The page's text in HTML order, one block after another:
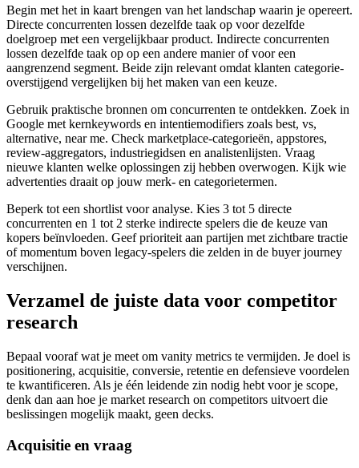
Begin met het in kaart brengen van het landschap waarin je opereert.
Directe concurrenten lossen dezelfde taak op voor dezelfde
doelgroep met een vergelijkbaar product. Indirecte concurrenten
lossen dezelfde taak op op een andere manier of voor een
aangrenzend segment. Beide zijn relevant omdat klanten categorie-
overstijgend vergelijken bij het maken van een keuze.
Gebruik praktische bronnen om concurrenten te ontdekken. Zoek in
Google met kernkeywords en intentiemodifiers zoals best, vs,
alternative, near me. Check marketplace-categorieën, appstores,
review-aggregators, industriegidsen en analistenlijsten. Vraag
nieuwe klanten welke oplossingen zij hebben overwogen. Kijk wie
advertenties draait op jouw merk- en categorietermen.
Beperk tot een shortlist voor analyse. Kies 3 tot 5 directe
concurrenten en 1 tot 2 sterke indirecte spelers die de keuze van
kopers beïnvloeden. Geef prioriteit aan partijen met zichtbare tractie
of momentum boven legacy-spelers die zelden in de buyer journey
verschijnen.
Verzamel de juiste data voor competitor
research
Bepaal vooraf wat je meet om vanity metrics te vermijden. Je doel is
positionering, acquisitie, conversie, retentie en defensieve voordelen
te kwantificeren. Als je één leidende zin nodig hebt voor je scope,
denk dan aan hoe je market research on competitors uitvoert die
beslissingen mogelijk maakt, geen decks.
Acquisitie en vraag